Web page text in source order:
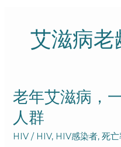
艾滋病老
老年艾滋病，
人群
HIV / HIV, HIV感染者,死
老
年
艾
滋
病，